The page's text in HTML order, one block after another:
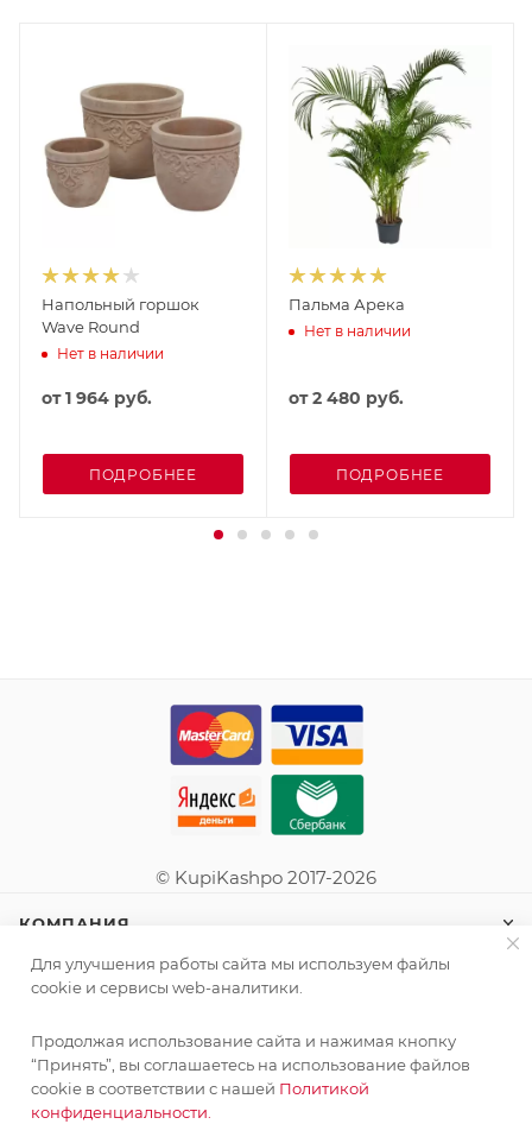
Напольный горшок
Wave Round
Нет в наличии
от1 964 руб.
ПОДРОБНЕЕ
Пальма Арека
Нет в наличии
от2 480 руб.
ПОДРОБНЕЕ
© KupiKashpo 2017-2026
КОМПАНИЯ
ИНФОРМАЦИЯ
ПОМОЩЬ
Для улучшения работы сайта мы используем файлы
cookie и сервисы web-аналитики.
Продолжая использование сайта и нажимая кнопку
“Принять”, вы соглашаетесь на использование файлов
cookie в соответствии с нашей Политикой
конфиденциальности.